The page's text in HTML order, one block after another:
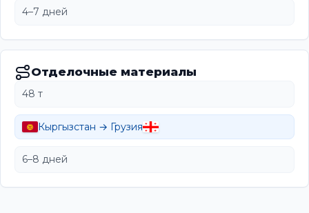
4–7 дней
Отделочные материалы
48 т
Кыргызстан → Грузия
6–8 дней